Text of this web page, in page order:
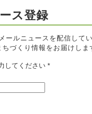
ス登録
ールニュースを配信してい
づくり情報をお届けしま
してください *